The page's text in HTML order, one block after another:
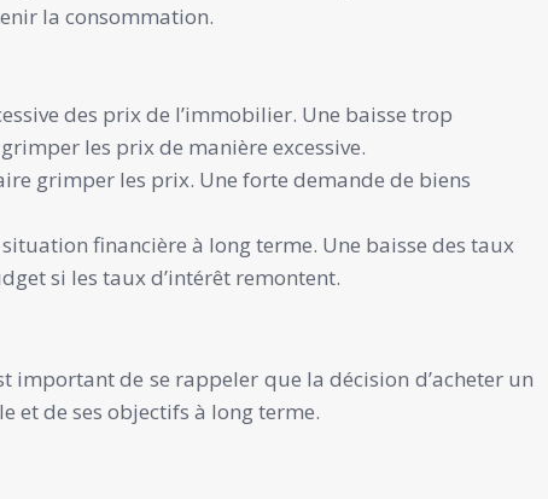
la consommation.
des prix de l’immobilier. Une baisse trop
les prix de manière excessive.
grimper les prix. Une forte demande de biens
financière à long terme. Une baisse des taux
si les taux d’intérêt remontent.
important de se rappeler que la décision d’acheter un
et de ses objectifs à long terme.